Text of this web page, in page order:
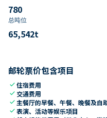
780
总吨位
65,542t
邮轮票价包含项目
check住宿费用
check 交通费用
check 主餐厅的早餐、午餐、晚餐及自
check表演、活动等娱乐项目